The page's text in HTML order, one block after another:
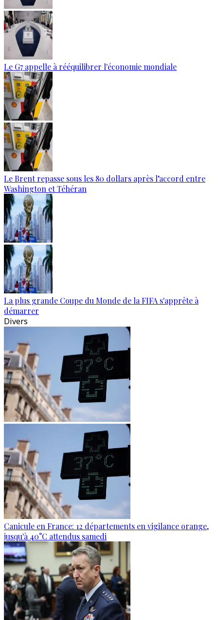
Le G7 appelle à rééquilibrer l'économie mondiale
Le Brent repasse sous les 80 dollars après l’accord entre
Washington et Téhéran
La plus grande Coupe du Monde de la FIFA s'apprête à
démarrer
Divers
Canicule en France: 12 départements en vigilance orange,
jusqu'à 40°C attendus samedi